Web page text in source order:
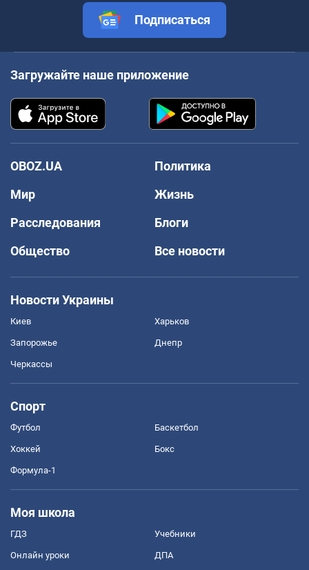
Подписаться
Загружайте наше приложение
OBOZ.UA
Политика
Мир
Жизнь
Расследования
Блоги
Общество
Все новости
Новости Украины
Киев Харьков
Запорожье Днепр
Черкассы
Спорт
Футбол Баскетбол
Хоккей Бокс
Формула-1
Моя школа
ГДЗ Учебники
Онлайн уроки ДПА